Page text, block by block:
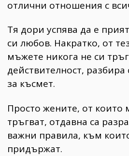
ПОСЛЕДВАЙТЕ
отлични отношения с
Тя дори успява да е
си любов. Накратко, от
мъжете никога не си
действителност, разбира
за късмет.
Просто жените, от които
тръгват, отдавна са
важни правила, към
придържат.